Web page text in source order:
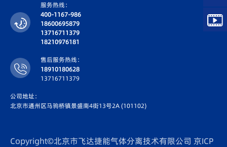
服务热线：
400-1167-986
18600695879
13716711379
18210976181
售后服务热线：
18910180628
13716711379
公司地址：
北京市通州区马驹桥镇景盛南4街13号2A (101102)
Copyright©北京市飞达捷能气体分离技术有限公司 京ICP